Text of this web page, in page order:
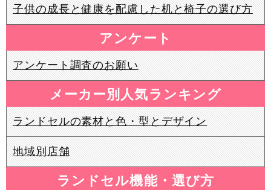
子供の成長と健康を配慮した机と椅子の選び方
アンケート
アンケート調査のお願い
メーカー別人気ランキング
ランドセルの素材と色・型とデザイン
地域別店舗
ランドセル機能・選び方